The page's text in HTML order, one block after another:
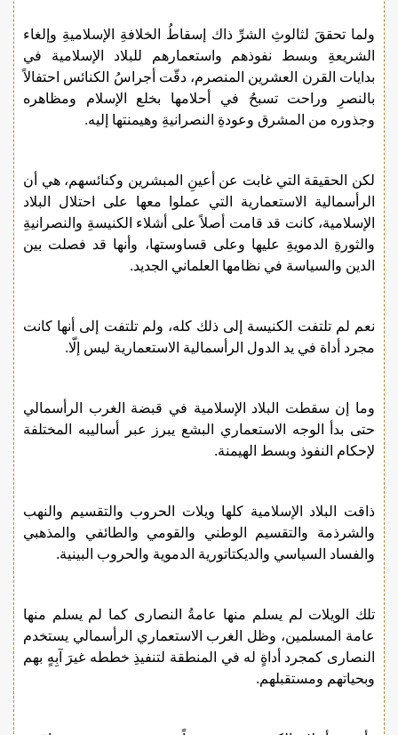
ولما تحققَ لثالوثِ الشرِّ ذاك إسقاطُ الخلافةِ الإسلاميةِ وإلغاء
الشريعةِ وبسط نفوذهم واستعمارهم للبلاد الإسلامية في
بدايات القرن العشرين المنصرم، دقّت أجراسُ الكنائس احتفالاً
بالنصرِ وراحت تسبحُ في أحلامها بخلع الإسلام ومظاهره
وجذوره من المشرق وعودةِ النصرانيةِ وهيمنتها إليه.
لكن الحقيقة التي غابت عن أعينِ المبشرين وكنائسهم، هي أن
الرأسمالية الاستعمارية التي عملوا معها على احتلال البلاد
الإسلامية، كانت قد قامت أصلاً على أشلاء الكنيسةِ والنصرانيةِ
والثورةِ الدمويةِ عليها وعلى قساوستها، وأنها قد فصلت بين
الدين والسياسة في نظامها العلماني الجديد.
نعم لم تلتفت الكنيسة إلى ذلك كله، ولم تلتفت إلى أنها كانت
مجرد أداة في يد الدول الرأسمالية الاستعمارية ليس إلّا.
وما إن سقطت البلاد الإسلامية في قبضة الغرب الرأسمالي
حتى بدأ الوجه الاستعماري البشع يبرز عبر أساليبه المختلفة
لإحكام النفوذ وبسط الهيمنة.
ذاقت البلاد الإسلامية كلها ويلات الحروب والتقسيم والنهب
والشرذمة والتقسيم الوطني والقومي والطائفي والمذهبي
والفساد السياسي والديكتاتورية الدموية والحروب البينية.
تلك الويلات لم يسلم منها عامةُ النصارى كما لم يسلم منها
عامة المسلمين، وظل الغرب الاستعماري الرأسمالي يستخدم
النصارى كمجرد أداةٍ له في المنطقة لتنفيذِ خططه غيرَ آبِهٍ بهم
وبحياتهم ومستقبلهم.